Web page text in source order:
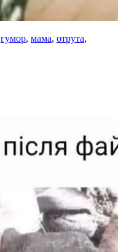
гумор, мама, отрута,